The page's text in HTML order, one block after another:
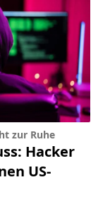
zur Ruhe
Hacker
US-